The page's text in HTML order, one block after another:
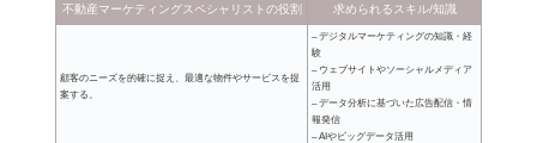
不動産マーケティングスペシャリストの役割 求められるスキル/知識
顧客のニーズを的確に捉え、最適な物件やサービスを提
案する。
– デジタルマーケティングの知識・経
験
– ウェブサイトやソーシャルメディア
活用
– データ分析に基づいた広告配信・情
報発信
– AIやビッグデータ活用